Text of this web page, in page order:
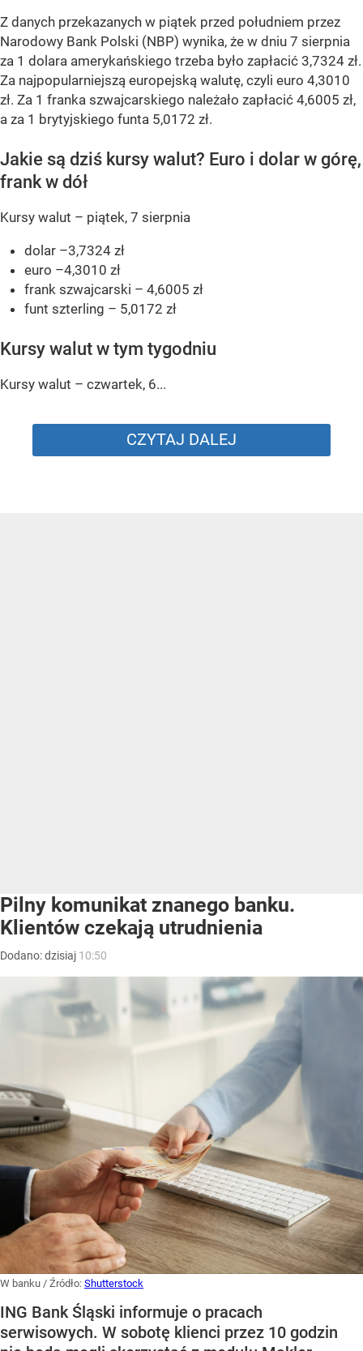
Z danych przekazanych w piątek przed południem przez
Narodowy Bank Polski (NBP) wynika, że w dniu 7 sierpnia
za 1 dolara amerykańskiego trzeba było zapłacić 3,7324 zł.
Za najpopularniejszą europejską walutę, czyli euro 4,3010
zł. Za 1 franka szwajcarskiego należało zapłacić 4,6005 zł,
a za 1 brytyjskiego funta 5,0172 zł.
Jakie są dziś kursy walut? Euro i dolar w górę,
frank w dół
Kursy walut – piątek, 7 sierpnia
dolar –3,7324 zł
euro –4,3010 zł
frank szwajcarski – 4,6005 zł
funt szterling – 5,0172 zł
Kursy walut w tym tygodniu
Kursy walut – czwartek, 6...
CZYTAJ DALEJ
Pilny komunikat znanego banku.
Klientów czekają utrudnienia
Dodano:dzisiaj 10:50
W banku / Źródło: Shutterstock
ING Bank Śląski informuje o pracach
serwisowych. W sobotę klienci przez 10 godzin